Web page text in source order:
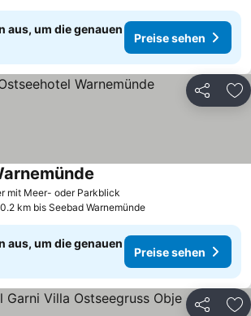
aus, um die genauen
Preise sehen
Teilen
mit Meer- oder Parkblick
0.2 km bis Seebad Warnemünde
aus, um die genauen
Preise sehen
Teilen